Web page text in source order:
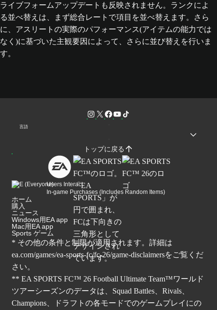
ライブフォームアップデートも反映されません。ランクによ
る並べ替えは、まず総合レートで項目を並べ替えます。さら
に、アスリートの実際のパフォーマンス(アイテムの能力では
なく)に基づいた主観要因によって、さらに並び替えを行いま
す。
言語
トップに戻る
Users Interact
In-game Purchases (Includes Random Items)
ホーム
購入
ニュース
Windows用EA app
Mac用EA app
Sports ゲーム
* その他の条件と制限が適用されます。詳細は
ea.com/games/ea-sports-fc/fc-26/game-disclaimersをご覧くだ
さい。
** EA SPORTS FC™ 26 Football Ultimate Team™ワールド
ツアーシーズンのデータは、Squad Battles、Rivals、
Champions、ドラフトの各モードでのゲームプレイにの